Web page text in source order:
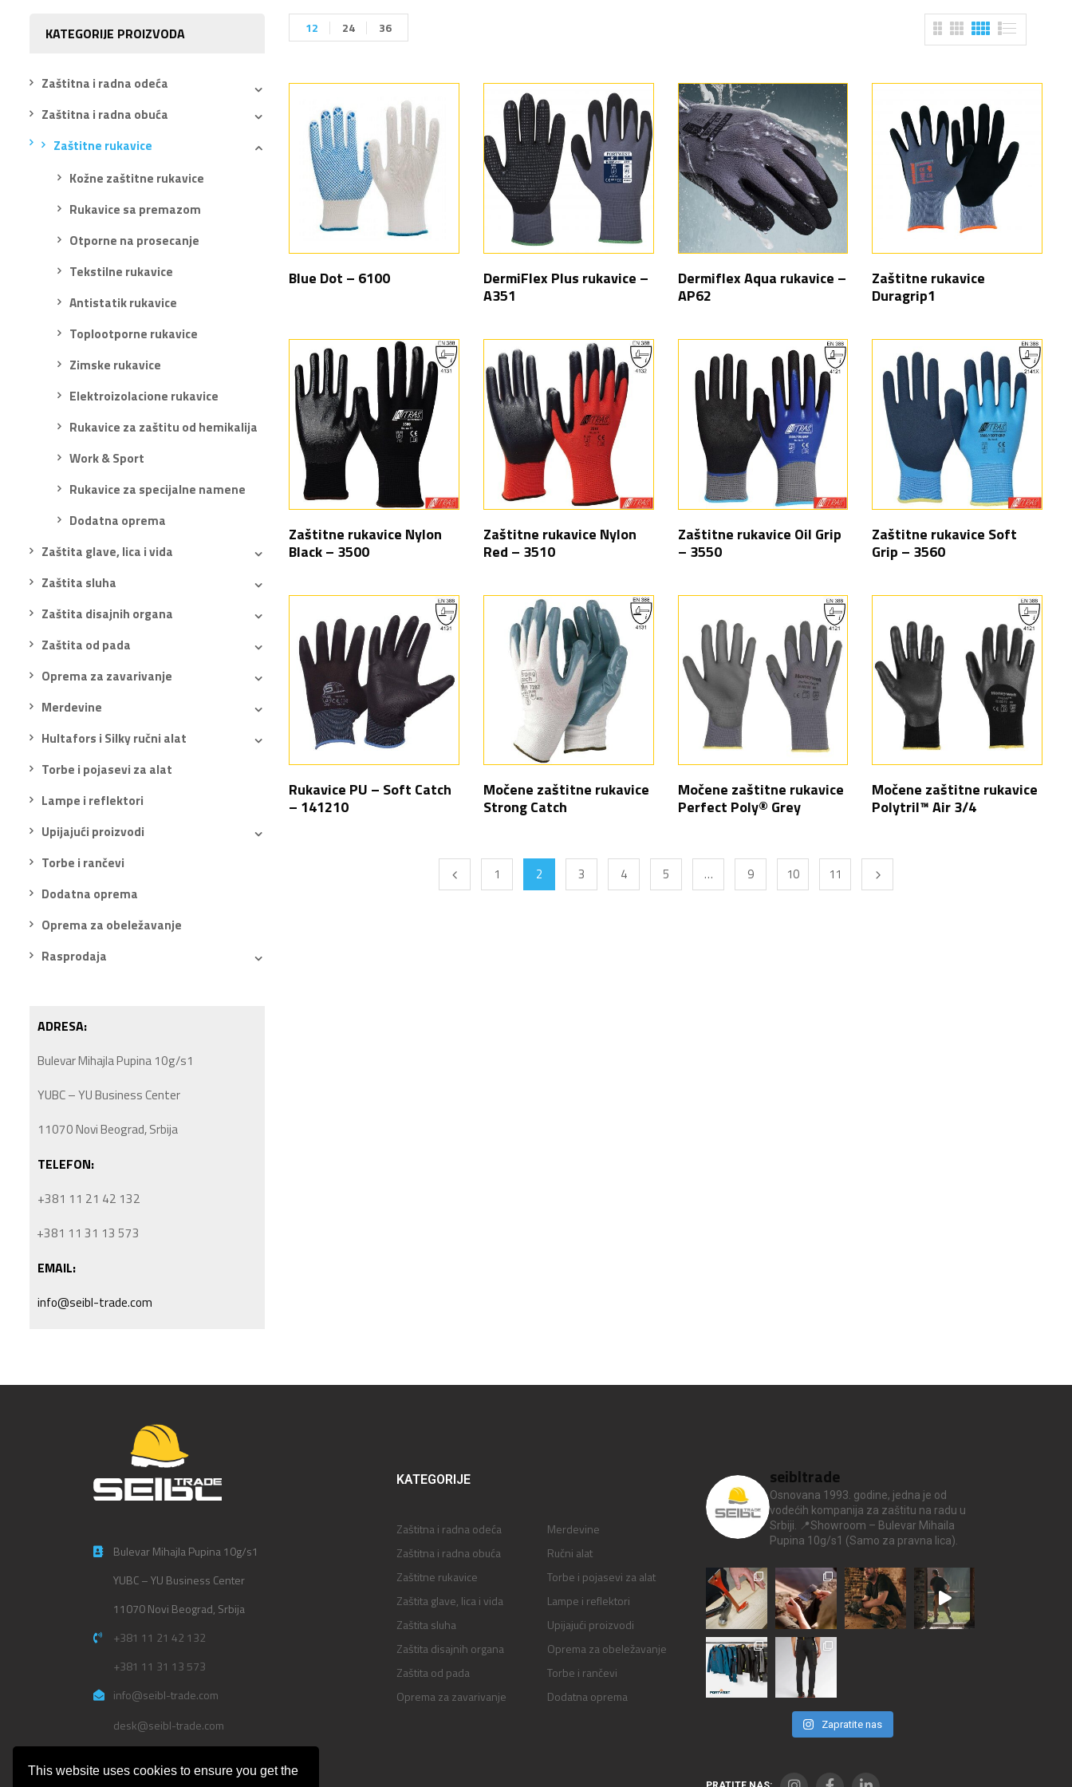
This website uses cookies to ensure you get the
KATEGORIJE PROIZVODA
Zaštitna i radna odeća
Zaštitna i radna obuća
Zaštitne rukavice
Kožne zaštitne rukavice
Rukavice sa premazom
Otporne na prosecanje
Tekstilne rukavice
Antistatik rukavice
Toplootporne rukavice
Zimske rukavice
Elektroizolacione rukavice
Rukavice za zaštitu od hemikalija
Work & Sport
Rukavice za specijalne namene
Dodatna oprema
Zaštita glave, lica i vida
Zaštita sluha
Zaštita disajnih organa
Zaštita od pada
Oprema za zavarivanje
Merdevine
Hultafors i Silky ručni alat
Torbe i pojasevi za alat
Lampe i reflektori
Upijajući proizvodi
Torbe i rančevi
Dodatna oprema
Oprema za obeležavanje
Rasprodaja
ADRESA:
Bulevar Mihajla Pupina 10g/s1
YUBC – YU Business Center
11070 Novi Beograd, Srbija
TELEFON:
+381 11 21 42 132
+381 11 31 13 573
EMAIL:
info@seibl-trade.com
12 24 36
Blue Dot – 6100
DermiFlex Plus rukavice –
A351
Dermiflex Aqua rukavice –
AP62
Zaštitne rukavice
Duragrip1
Zaštitne rukavice Nylon
Black – 3500
Zaštitne rukavice Nylon
Red – 3510
Zaštitne rukavice Oil Grip
– 3550
Zaštitne rukavice Soft
Grip – 3560
Rukavice PU – Soft Catch
– 141210
Močene zaštitne rukavice
Strong Catch
Močene zaštitne rukavice
Perfect Poly® Grey
Močene zaštitne rukavice
Polytril™ Air 3/4
1 2 3 4 5 … 9 10 11
Bulevar Mihajla Pupina 10g/s1
YUBC – YU Business Center
11070 Novi Beograd, Srbija
+381 11 21 42 132
+381 11 31 13 573
info@seibl-trade.com
desk@seibl-trade.com
KATEGORIJE
Zaštitna i radna odeća
Zaštitna i radna obuća
Zaštitne rukavice
Zaštita glave, lica i vida
Zaštita sluha
Zaštita disajnih organa
Zaštita od pada
Oprema za zavarivanje
Merdevine
Ručni alat
Torbe i pojasevi za alat
Lampe i reflektori
Upijajući proizvodi
Oprema za obeležavanje
Torbe i rančevi
Dodatna oprema
seibltrade
Osnovana 1993. godine, jedna je od
vodećih kompanija za zaštitu na radu u
Srbiji.
📍Showroom – Bulevar Mihaila
Pupina 10g/s1 (Samo za pravna lica).
Zapratite nas